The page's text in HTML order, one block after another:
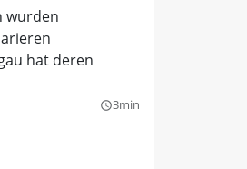
wurden
hat deren
query_builder3min